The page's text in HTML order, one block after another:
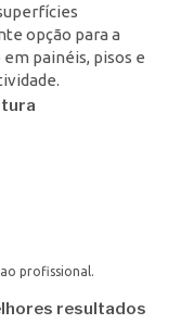
opção para a
painéis, pisos e
profissional.
resultados